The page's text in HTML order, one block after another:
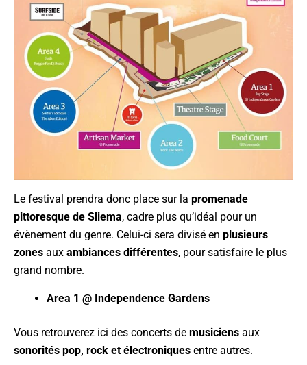
Le festival prendra donc place sur la promenade
pittoresque de Sliema, cadre plus qu’idéal pour un
évènement du genre. Celui-ci sera divisé en plusieurs
zones aux ambiances différentes, pour satisfaire le plus
grand nombre.
Area 1 @ Independence Gardens
Vous retrouverez ici des concerts de musiciens aux
sonorités pop, rock et électroniques entre autres.